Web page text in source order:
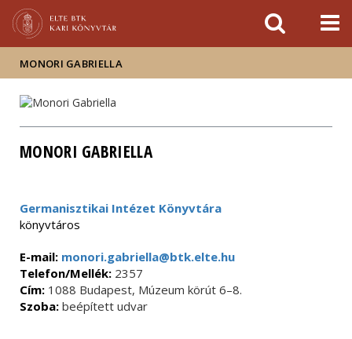
sajtóban
MONORI GABRIELLA
MONORI GABRIELLA
Germanisztikai Intézet Könyvtára
könyvtáros
E-mail: monori.gabriella@btk.elte.hu
Telefon/Mellék: 2357
Cím: 1088 Budapest, Múzeum körút 6–8.
Szoba: beépített udvar